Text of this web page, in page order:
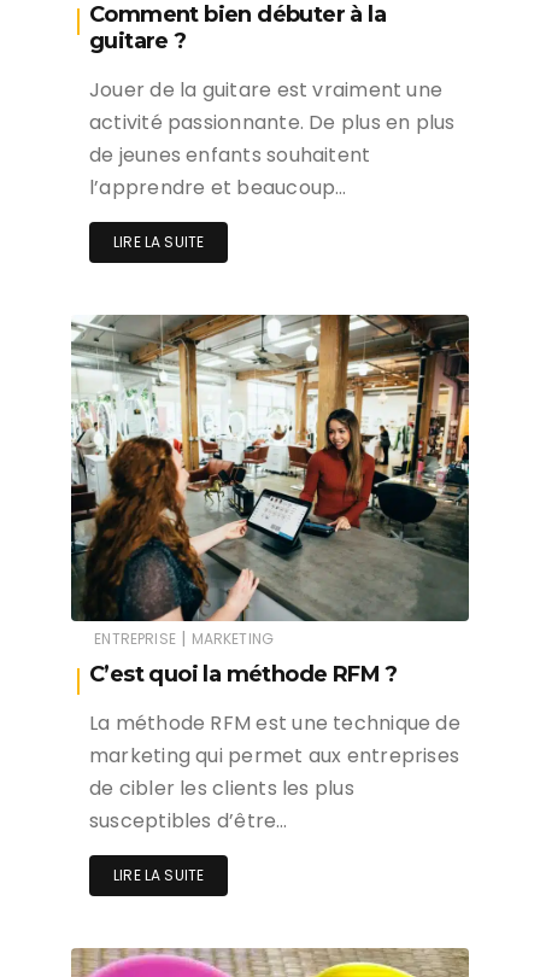
Comment bien débuter à la
guitare ?
Jouer de la guitare est vraiment une
activité passionnante. De plus en plus
de jeunes enfants souhaitent
l’apprendre et beaucoup…
LIRE LA SUITE
ENTREPRISE | MARKETING
C’est quoi la méthode RFM ?
La méthode RFM est une technique de
marketing qui permet aux entreprises
de cibler les clients les plus
susceptibles d’être…
LIRE LA SUITE